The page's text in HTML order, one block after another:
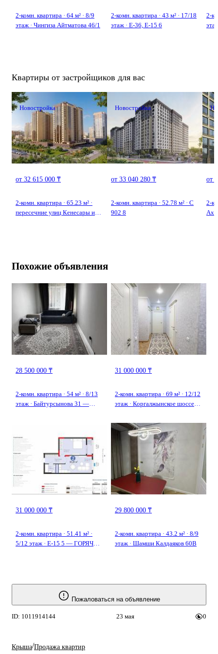
По всем вопросам звоните, не упустите возможность приобрести
квартиру мечты!
2-комн. квартира · 64 м² · 8/9
этаж · Чингиза Айтматова 46/1
2-комн. квартира · 43 м² · 17/18
этаж · Е-36, E-15 6
2-
Квартиры от застройщиков для вас
Новостройка
от 32 615 000 ₸
2-комн. квартира · 65.23 м² ·
пересечние улиц Кенесары и
Новостройка
от 33 040 280 ₸
2-комн. квартира · 52.78 м² · С
902 8
от
2-
Похожие объявления
28 500 000 ₸
2-комн. квартира · 54 м² · 8/13
этаж · Байтурсынова 31 —
31 000 000 ₸
2-комн. квартира · 69 м² · 12/12
этаж · Коргалжынское шоссе
31 000 000 ₸
2-комн. квартира · 51.41 м² ·
5/12 этаж · Е-15 5 — ГОРЯЧАЯ
29 800 000 ₸
2-комн. квартира · 43.2 м² · 8/9
этаж · Шамши Калдаяков 60В
Пожаловаться на объявление
ID: 1011914144 23 мая 0
Крыша/Продажа квартир